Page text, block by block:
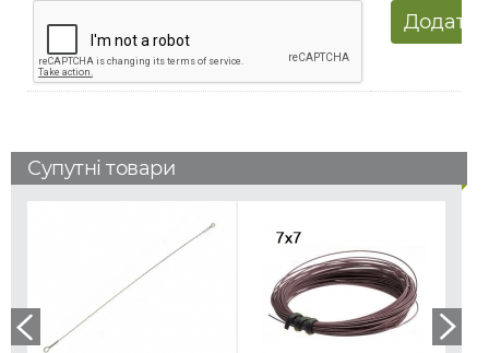
Супутні товари